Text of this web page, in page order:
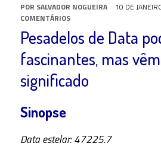
POR SALVADOR NOGUEIRA 10 DE
COMENTÁRIOS
Pesadelos de Data
fascinantes, mas
significado
Sinopse
Data estelar: 47225.7